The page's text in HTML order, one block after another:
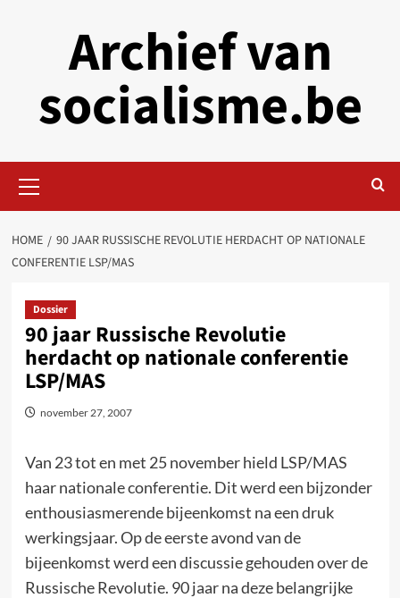
Archief van
socialisme.be
Menu
HOME
90 JAAR RUSSISCHE REVOLUTIE HERDACHT OP NATIONALE
CONFERENTIE LSP/MAS
Dossier
90 jaar Russische Revolutie
herdacht op nationale conferentie
LSP/MAS
november 27, 2007
Van 23 tot en met 25 november hield LSP/MAS
haar nationale conferentie. Dit werd een bijzonder
enthousiasmerende bijeenkomst na een druk
werkingsjaar. Op de eerste avond van de
bijeenkomst werd een discussie gehouden over de
Russische Revolutie. 90 jaar na deze belangrijke